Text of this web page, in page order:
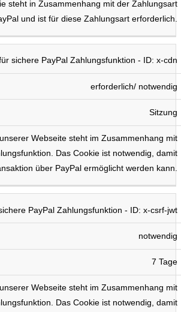
steht in Zusammenhang mit der Zahlungsart
und ist für diese Zahlungsart erforderlich.
sichere PayPal Zahlungsfunktion - ID: x-cdn
erforderlich/ notwendig
Sitzung
Webseite steht im Zusammenhang mit
Das Cookie ist notwendig, damit
über PayPal ermöglicht werden kann.
PayPal Zahlungsfunktion - ID: x-csrf-jwt
notwendig
7 Tage
Webseite steht im Zusammenhang mit
Das Cookie ist notwendig, damit